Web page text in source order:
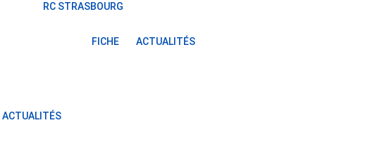
RC STRASBOURG
FICHE ACTUALITÉS
ACTUALITÉS